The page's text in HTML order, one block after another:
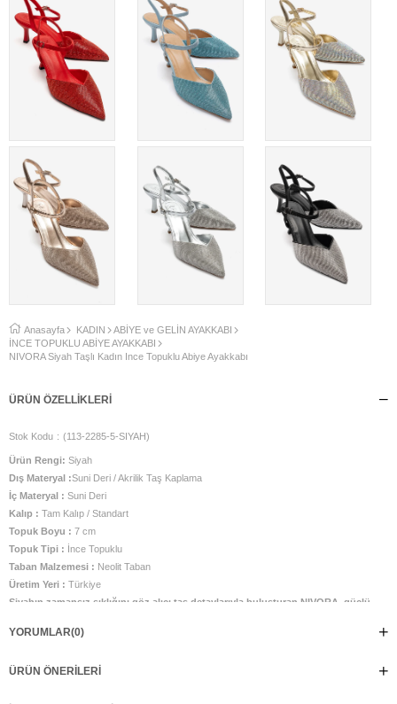
Anasayfa KADIN
ABİYE ve GELİN AYAKKABI
İNCE TOPUKLU ABİYE AYAKKABI
NIVORA Siyah Taşlı Kadın İnce Topuklu Abiye Ayakkabı
ÜRÜN ÖZELLIKLERI
Stok Kodu (113-2285-5-SIYAH)
Ürün Rengi: Siyah
Dış Materyal :Suni Deri / Akrilik Taş Kaplama
İç Materyal : Suni Deri
Kalıp : Tam Kalıp / Standart
Topuk Boyu : 7 cm
Topuk Tipi : İnce Topuklu
Taban Malzemesi : Neolit Taban
Üretim Yeri : Türkiye
Siyahın zamansız şıklığını göz alıcı taş detaylarıyla buluşturan NIVORA, güçlü
yansıtan yoğun taş işlemeli yüzeyi, siyahın asil duruşuna çarpıcı bir ışıltı
topuk yapısı şıklığı ön plana çıkarırken, ayarlanabilir bilek bandı ayağı güvenle
YORUMLAR(0)
ÜRÜN ÖNERILERI